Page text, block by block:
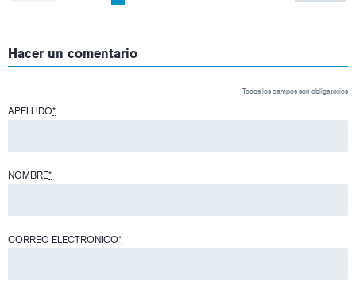
Hacer un comentario
Todos los campos son obligatorios
APELLIDO*
NOMBRE*
CORREO ELECTRONICO*